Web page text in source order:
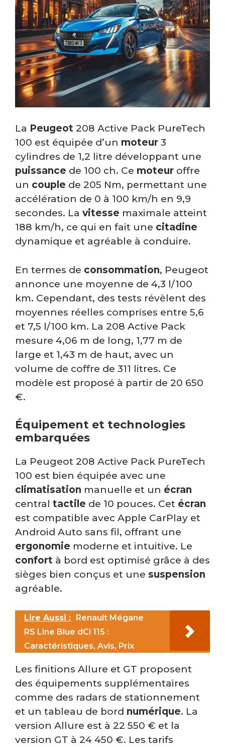
La Peugeot 208 Active Pack PureTech
100 est équipée d’un moteur 3
cylindres de 1,2 litre développant une
puissance de 100 ch. Ce moteur offre
un couple de 205 Nm, permettant une
accélération de 0 à 100 km/h en 9,9
secondes. La vitesse maximale atteint
188 km/h, ce qui en fait une citadine
dynamique et agréable à conduire.
En termes de consommation, Peugeot
annonce une moyenne de 4,3 l/100
km. Cependant, des tests révèlent des
moyennes réelles comprises entre 5,6
et 7,5 l/100 km. La 208 Active Pack
mesure 4,06 m de long, 1,77 m de
large et 1,43 m de haut, avec un
volume de coffre de 311 litres. Ce
modèle est proposé à partir de 20 650
€.
Équipement et technologies
embarquées
La Peugeot 208 Active Pack PureTech
100 est bien équipée avec une
climatisation manuelle et un écran
central tactile de 10 pouces. Cet écran
est compatible avec Apple CarPlay et
Android Auto sans fil, offrant une
ergonomie moderne et intuitive. Le
confort à bord est optimisé grâce à des
sièges bien conçus et une suspension
agréable.
Lire Aussi : Renault Mégane
RS Line Blue dCi 115 :
Caractéristiques, Avis, Prix
Les finitions Allure et GT proposent
des équipements supplémentaires
comme des radars de stationnement
et un tableau de bord numérique. La
version Allure est à 22 550 € et la
version GT à 24 450 €. Les tarifs